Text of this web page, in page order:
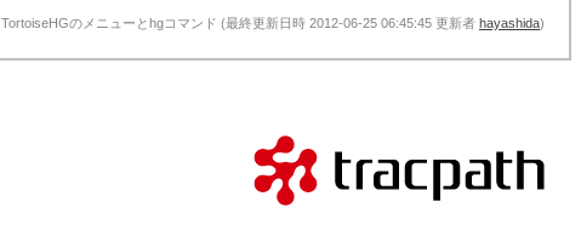
TortoiseHGのメニューとhgコマンド (最終更新日時 2012-06-25 06:45:45 更新者 hayashida)